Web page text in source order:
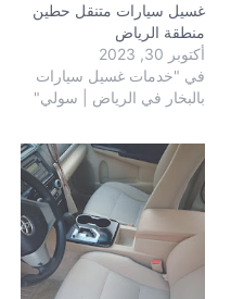
غسيل سيارات متنقل حطين
منطقة الرياض
أكتوبر 30, 2023
في "خدمات غسيل سيارات
بالبخار في الرياض | سولي"